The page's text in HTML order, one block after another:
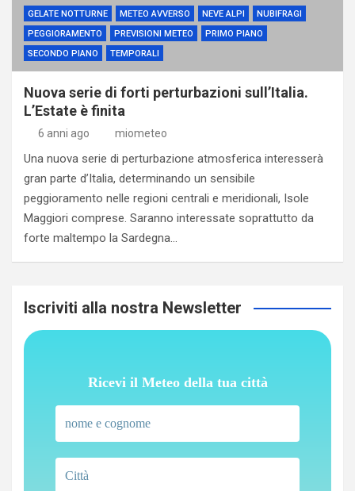
GELATE NOTTURNE METEO AVVERSO NEVE ALPI
NUBIFRAGI
PEGGIORAMENTO
PREVISIONI METEO
PRIMO PIANO
SECONDO PIANO
TEMPORALI
Nuova serie di forti perturbazioni sull’Italia.
L’Estate è finita
6 anni ago miometeo
Una nuova serie di perturbazione atmosferica interesserà
gran parte d’Italia, determinando un sensibile
peggioramento nelle regioni centrali e meridionali, Isole
Maggiori comprese. Saranno interessate soprattutto da
forte maltempo la Sardegna…
Iscriviti alla nostra Newsletter
Ricevi il Meteo della tua città